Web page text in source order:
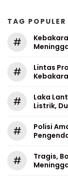
TAG POPULER
#
#
Lintas
#
Laka
Listrik,
#
Polisi
#
Tragis,